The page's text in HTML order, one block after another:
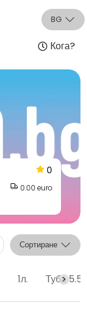
BG
Кога?
0
0.00 euro
Сортиране
1л. Туба